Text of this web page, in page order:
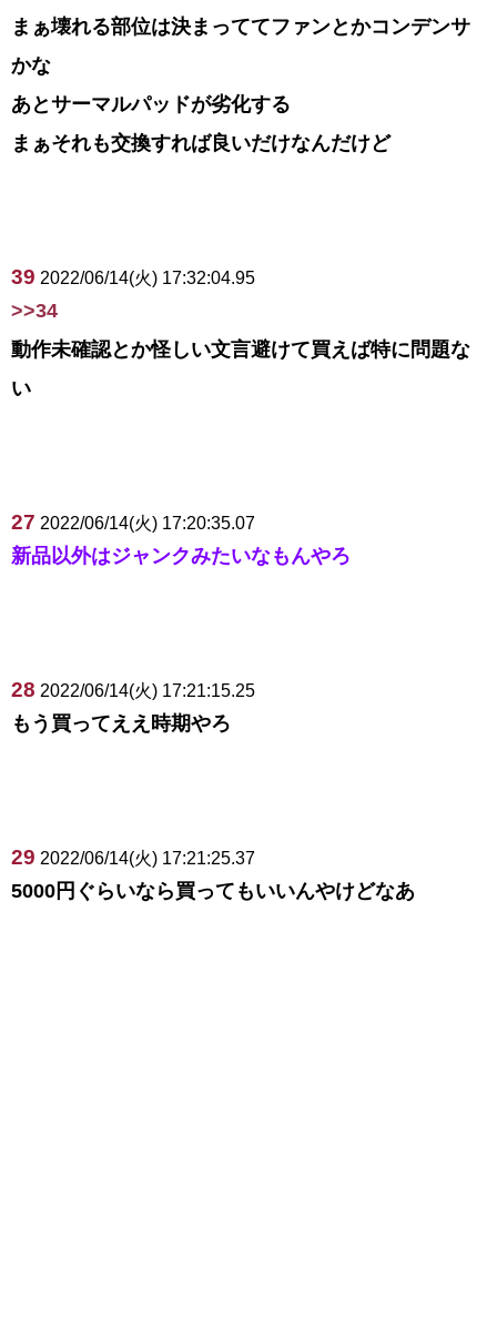
まぁ壊れる部位は決まっててファンとかコンデンサ
かな
あとサーマルパッドが劣化する
まぁそれも交換すれば良いだけなんだけど
39 2022/06/14(火) 17:32:04.95
>>34
動作未確認とか怪しい文言避けて買えば特に問題な
い
27 2022/06/14(火) 17:20:35.07
新品以外はジャンクみたいなもんやろ
28 2022/06/14(火) 17:21:15.25
もう買ってええ時期やろ
29 2022/06/14(火) 17:21:25.37
5000円ぐらいなら買ってもいいんやけどなあ